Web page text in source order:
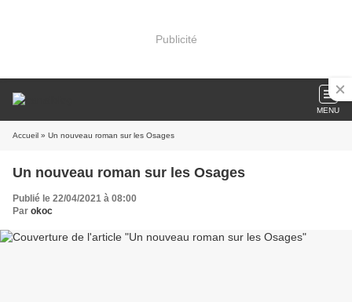
Publicité
MENU
Accueil » Un nouveau roman sur les Osages
Un nouveau roman sur les Osages
Publié le 22/04/2021 à 08:00
Par okoc